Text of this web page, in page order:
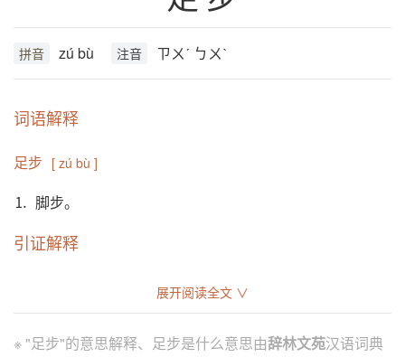
拼音 zú bù 注音 ㄗㄨˊ ㄅㄨˋ
词语解释
足步 [ zú bù ]
⒈ 脚步。
引证解释
清 王待 《点夫行》：“縴夫相戒须努力，足步稍缓生
艾芜 《南行记·乌鸦之歌》：“赶紧加快足步转过坡
展开阅读全文 ∨
※ "足步"的意思解释、足步是什么意思由辞林文苑汉语词典